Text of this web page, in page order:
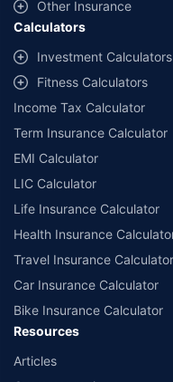
Other Insurance
Calculators
Investment Calculators
Fitness Calculators
Income Tax Calculator
Term Insurance Calculator
EMI Calculator
LIC Calculator
Life Insurance Calculator
Health Insurance
Travel Insurance Calculator
Car Insurance Calculator
Bike Insurance Calculator
Resources
Articles